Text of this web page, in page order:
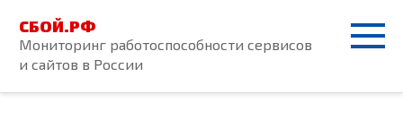
контенту
СБОЙ.РФ
Мониторинг работоспособности сервисов
и сайтов в России